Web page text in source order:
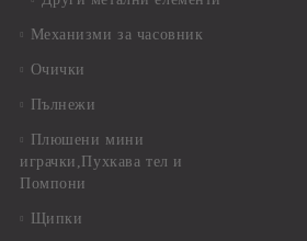
Механизми за часовник
Очички
Пълнежи
Плюшени мини
играчки,Пухкава тел и
Помпони
Щипки